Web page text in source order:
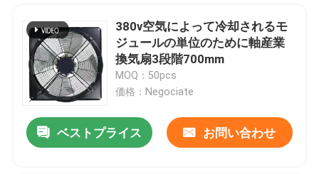
380v空気によって冷却されるモ
ジュールの単位のために軸産業
換気扇3段階700mm
MOQ：50pcs
価格：Negociate
ベストプライス お問い合わせ